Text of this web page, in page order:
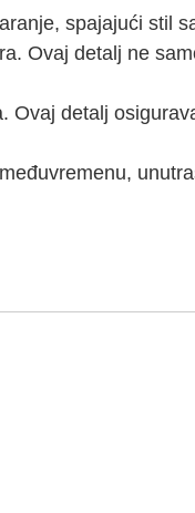
spajajući stil
Ovaj detalj ne
detalj